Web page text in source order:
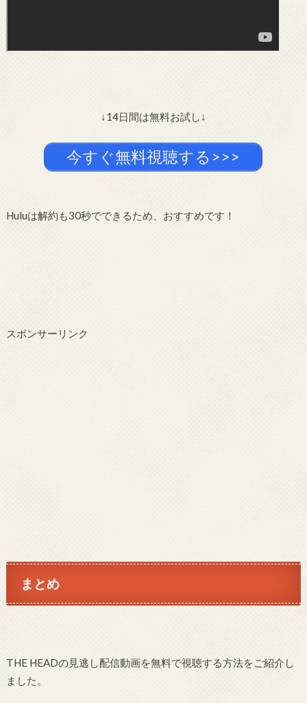
↓14日間は無料お試し↓
今すぐ無料視聴する>>>
Huluは解約も30秒でできるため、おすすめです！
スポンサーリンク
まとめ
THE HEADの見逃し配信動画を無料で視聴する方法をご紹介し
ました。